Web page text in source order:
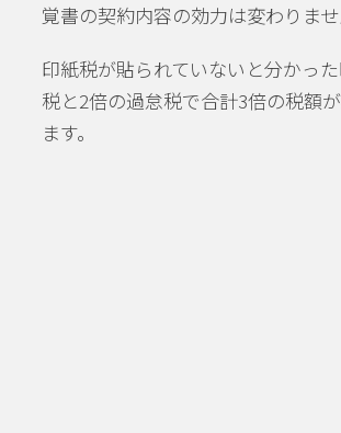
覚書の契約内容の効力は変わりませ
印紙税が貼られていないと分かっ
税と2倍の過怠税で合計3倍の税額
ます。